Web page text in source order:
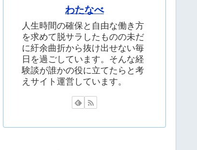
わたなべ
人生時間の確保と自由な働き方
を求めて脱サラしたものの未だ
に紆余曲折から抜け出せない毎
日を過ごしています。そんな経
験談が誰かの役に立てたらと考
えサイト運営しています。